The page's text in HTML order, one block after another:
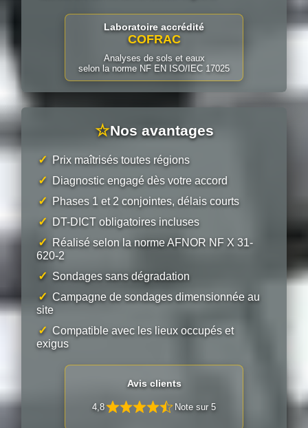
Laboratoire accrédité
COFRAC
Analyses de sols et eaux
selon la norme NF EN ISO/IEC 17025
☆Nos avantages
✓ Prix maîtrisés toutes régions
✓ Diagnostic engagé dès votre accord
✓ Phases 1 et 2 conjointes, délais courts
✓ DT-DICT obligatoires incluses
✓
Réalisé selon la norme AFNOR NF X 31-
620-2
✓ Sondages sans dégradation
✓ Campagne de sondages dimensionnée au
site
✓ Compatible avec les lieux occupés et
exigus
Avis clients
4,8 Note sur 5